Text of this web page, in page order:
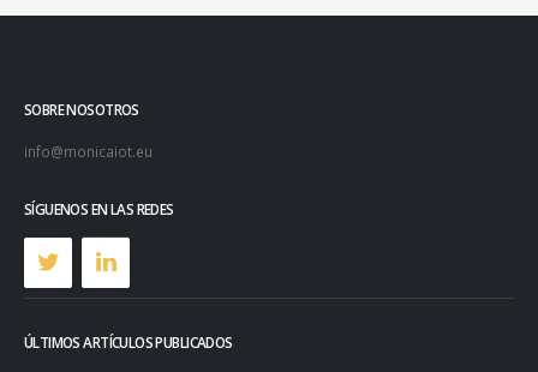
SOBRE NOSOTROS
info@monicaiot.eu
SÍGUENOS EN LAS REDES
ÚLTIMOS ARTÍCULOS PUBLICADOS